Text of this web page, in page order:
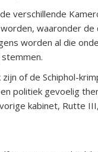
verschillende
waaronder de
worden al die
of de Schiphol-
politiek gevoelig
kabinet, Rutte